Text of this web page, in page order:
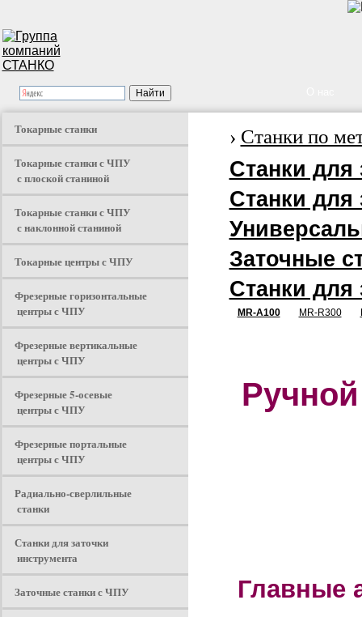
Токарные станки
Токарные станки с ЧПУ
с плоской станиной
Токарные станки с ЧПУ
с наклонной станиной
Токарные центры с ЧПУ
Фрезерные горизонтальные
центры с ЧПУ
Фрезерные вертикальные
центры с ЧПУ
Фрезерные 5-осевые
центры с ЧПУ
Фрезерные портальные
центры с ЧПУ
Радиально-сверлильные
станки
Станки для заточки
инструмента
Заточные станки с ЧПУ
› Станки по
Станки для
Станки для
Заточные
Станки для
MR-A100 MR-R300
Главные